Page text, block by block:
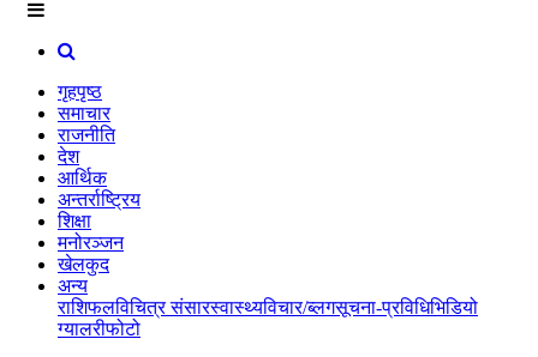
गृहपृष्ठ
समाचार
राजनीति
देश
आर्थिक
अन्तर्राष्ट्रिय
शिक्षा
मनोरञ्जन
खेलकुद
अन्य
राशिफलविचित्र संसारस्वास्थ्यविचार/ब्लगसूचना-प्रविधिभिडियो
ग्यालरीफोटो